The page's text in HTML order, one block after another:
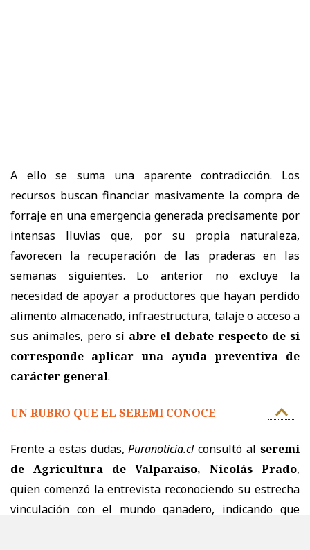
A ello se suma una aparente contradicción. Los
recursos buscan financiar masivamente la compra de
forraje en una emergencia generada precisamente por
intensas lluvias que, por su propia naturaleza,
favorecen la recuperación de las praderas en las
semanas siguientes. Lo anterior no excluye la
necesidad de apoyar a productores que hayan perdido
alimento almacenado, infraestructura, talaje o acceso a
sus animales, pero sí abre el debate respecto de si
corresponde aplicar una ayuda preventiva de
carácter general.
UN RUBRO QUE EL SEREMI CONOCE
Frente a estas dudas,Puranoticia.clconsultó alseremi
de Agricultura de Valparaíso, Nicolás Prado,
quien comenzó la entrevista reconociendo su estrecha
vinculación con el mundo ganadero, indicando que